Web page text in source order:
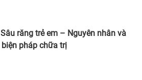
Sâu răng trẻ em – Nguyên nhân và
biện pháp chữa trị